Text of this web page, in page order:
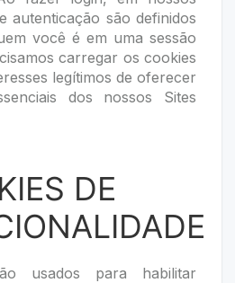
autenticação são definidos
você é em uma sessão
carregar os cookies
legítimos de oferecer
dos nossos Sites
DE
usados para habilitar